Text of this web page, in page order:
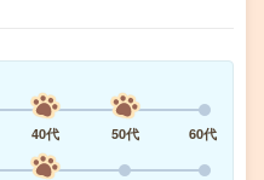
40代 50代
60代